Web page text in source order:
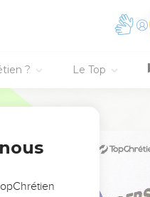
? Le Top